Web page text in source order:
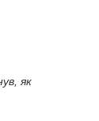
як